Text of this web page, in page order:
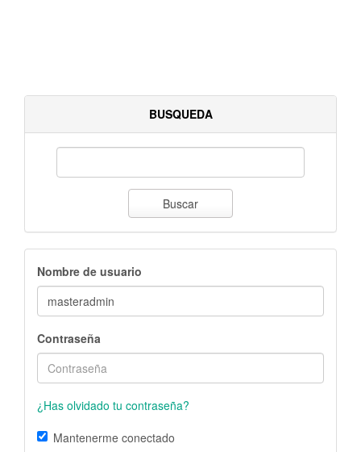
BUSQUEDA
Buscar
Nombre de usuario
Contraseña
¿Has olvidado tu contraseña?
Mantenerme conectado